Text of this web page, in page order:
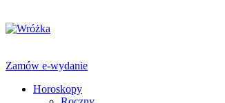
Zamów e-wydanie
Horoskopy